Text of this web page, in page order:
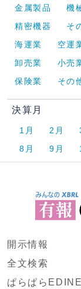
金属製品
機
精密機器
そ
海運業
空運
卸売業
小売
保険業
その
決算月
1月 2月
8月
9月
開示情報
全文検索
ぱらぱら